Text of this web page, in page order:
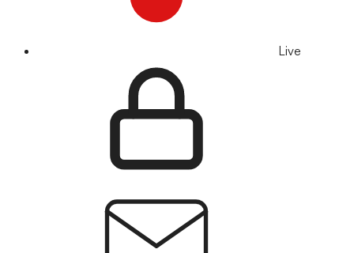
Live